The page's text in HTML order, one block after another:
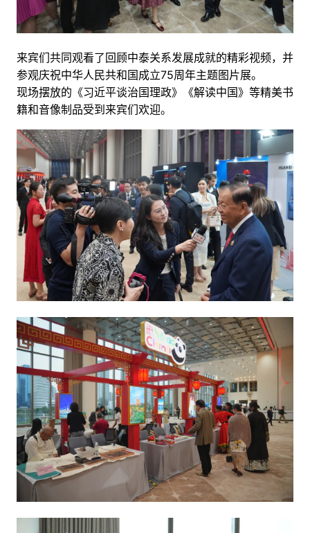
来宾们共同观看了回顾中泰关系发展成就的精彩视频，并
参观庆祝中华人民共和国成立75周年主题图片展。
现场摆放的《习近平谈治国理政》《解读中国》等精美书
籍和音像制品受到来宾们欢迎。